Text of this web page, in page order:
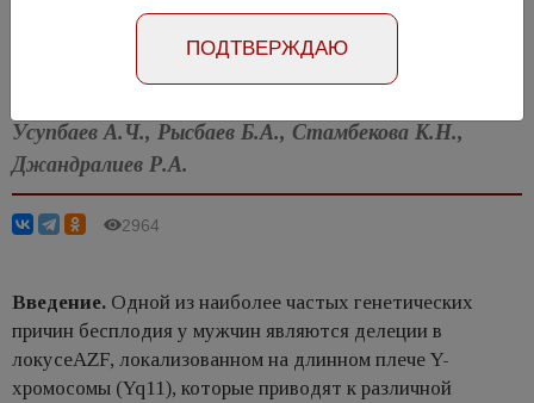
Статья на русском
Статья на английском
Усупбаев А.Ч., Рысбаев Б.А., Стамбекова К.Н.,
Джандралиев Р.А.
2964
Введение. Одной из наиболее частых генетических
причин бесплодия у мужчин являются делеции в
локусеAZF, локализованном на длинном плече Y-
хромосомы (Yq11), которые приводят к различной
ПОДТВЕРЖДАЮ